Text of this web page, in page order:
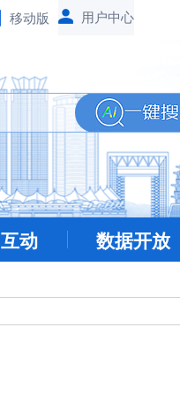
移动版
动 数据开放